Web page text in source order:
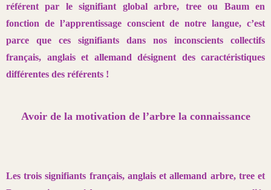
référent par le signifiant global arbre, tree ou Baum en
fonction de l’apprentissage conscient de notre langue, c’est
parce que ces signifiants dans nos inconscients collectifs
français, anglais et allemand désignent des caractéristiques
différentes des référents !
Avoir de la motivation de l’arbre la connaissance
Les trois signifiants français, anglais et allemand arbre, tree et